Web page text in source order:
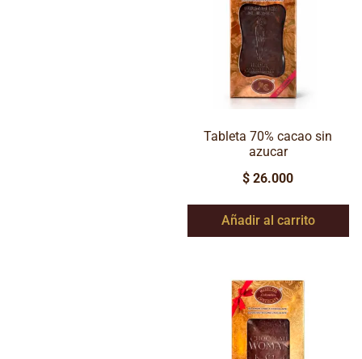
Tableta 70% cacao sin
azucar
$ 26.000
Añadir al carrito